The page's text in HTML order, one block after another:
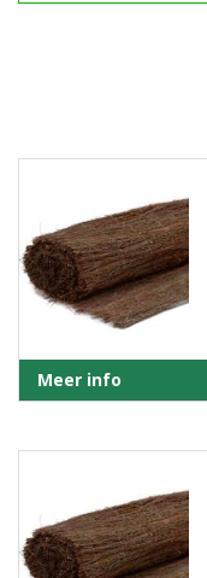
Meer info